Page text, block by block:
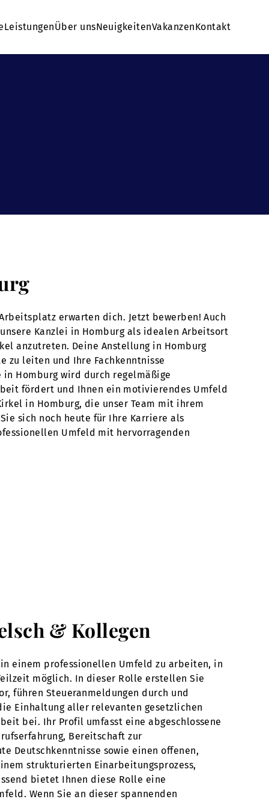
LeistungenÜber unsNeuigkeitenVakanzenKontakt
erwarten dich. Jetzt bewerben! Auch
Kanzlei in Homburg als idealen Arbeitsort
anzutreten. Deine Anstellung in Homburg
zu leiten und Ihre Fachkenntnisse
Homburg wird durch regelmäßige
fördert und Ihnen ein motivierendes Umfeld
in Homburg, die unser Team mit ihrem
sich noch heute für Ihre Karriere als
Umfeld mit hervorragenden
& Kollegen
einem professionellen Umfeld zu arbeiten, in
möglich. In dieser Rolle erstellen Sie
führen Steueranmeldungen durch und
Einhaltung aller relevanten gesetzlichen
bei. Ihr Profil umfasst eine abgeschlossene
Bereitschaft zur
Deutschkenntnisse sowie einen offenen,
strukturierten Einarbeitungsprozess,
bietet Ihnen diese Rolle eine
Wenn Sie an dieser spannenden